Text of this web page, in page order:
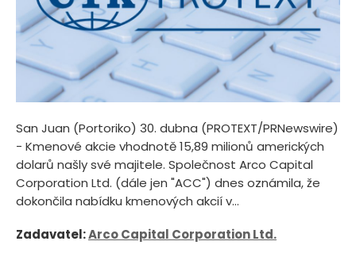
San Juan (Portoriko) 30. dubna (PROTEXT/PRNewswire)
- Kmenové akcie vhodnotě 15,89 milionů amerických
dolarů našly své majitele. Společnost Arco Capital
Corporation Ltd. (dále jen "ACC") dnes oznámila, že
dokončila nabídku kmenových akcií v...
Zadavatel:Arco Capital Corporation Ltd.